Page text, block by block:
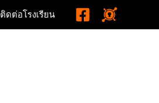
ติดต่อโรงเรียน